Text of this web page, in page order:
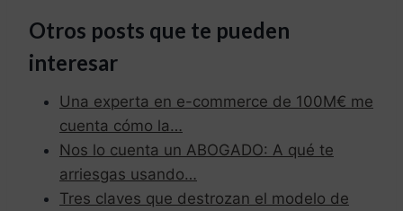
Otros posts que te pueden
interesar
Una experta en e-commerce de 100M€ me
cuenta cómo la…
Nos lo cuenta un ABOGADO: A qué te
arriesgas usando…
Tres claves que destrozan el modelo de